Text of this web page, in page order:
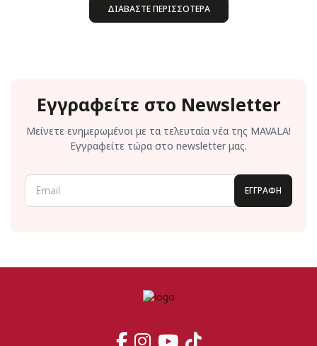
Δεν χρειάζεται χρόνος αλλά τρόπος, λένε. Πράγματι, ακόμα
και στην περίπτωση των ταλαιπωρημένων […]
ΔΙΑΒΑΣΤΕ ΠΕΡΙΣΣΟΤΕΡΑ
Εγγραφείτε στο Newsletter
Μείνετε ενημερωμένοι με τα τελευταία νέα της MAVALA!
Εγγραφείτε τώρα στο newsletter μας.